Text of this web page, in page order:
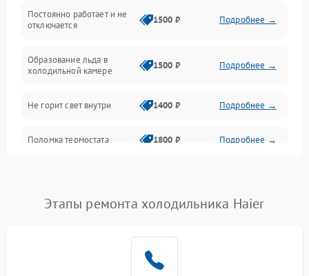
Постоянно работает и не
отключается
1500 ₽ Подробнее →
Образование льда в
холодильной камере
1500 ₽ Подробнее →
Не горит свет внутри 1400 ₽ Подробнее →
Поломка термостата 1800 ₽ Подробнее →
Поломка системы No Frost 2600 ₽ Подробнее →
Этапы ремонта холодильника Haier